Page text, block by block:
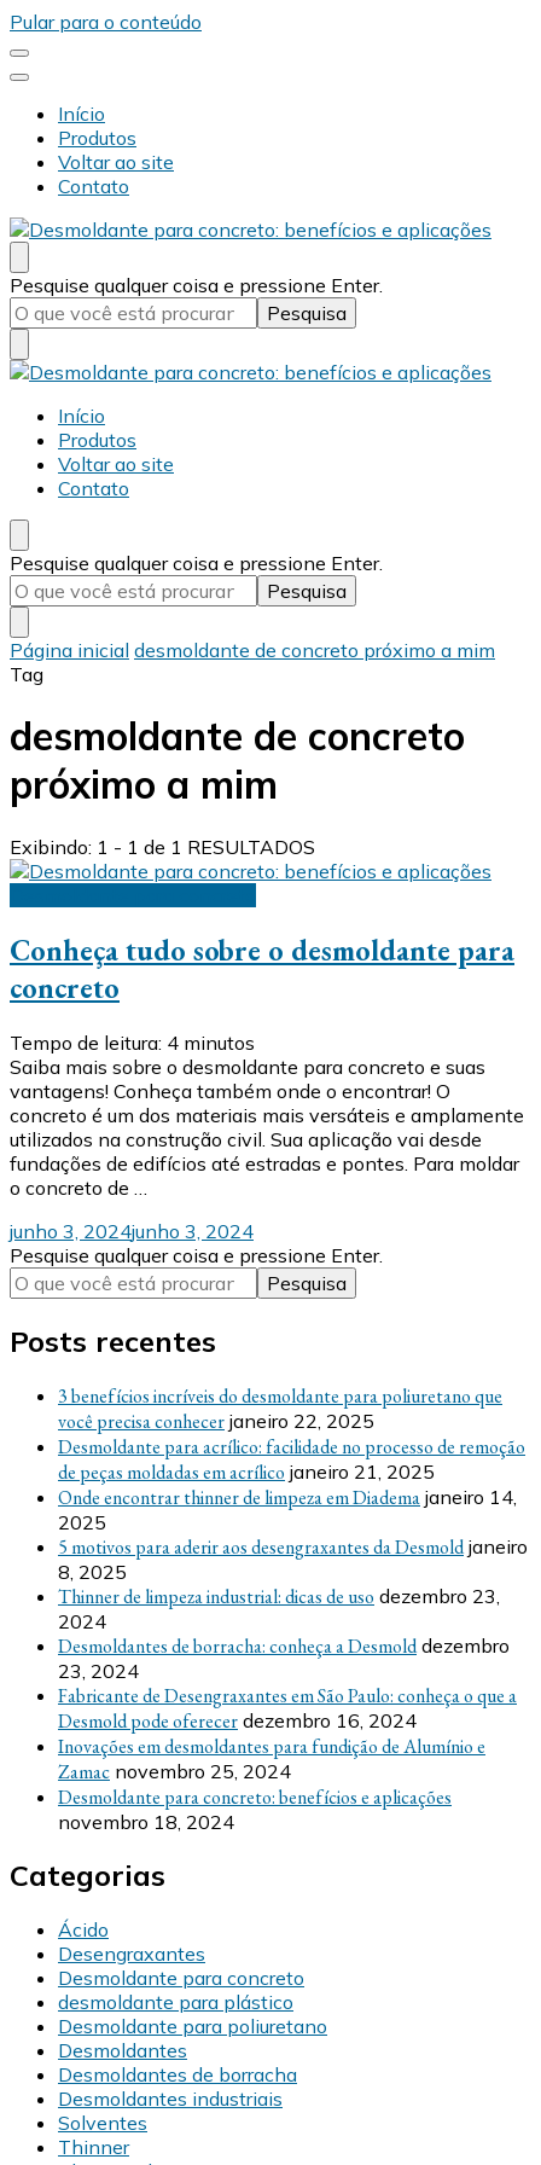
Pular para o conteúdo
Início
Produtos
Voltar ao site
Contato
Desmold
Blog Desmold
Procurando
algo?
Pesquise qualquer coisa e pressione Enter.
Desmold
Blog Desmold
Início
Produtos
Voltar ao site
Contato
Procurando
algo?
Pesquise qualquer coisa e pressione Enter.
Página inicial desmoldante de concreto próximo a mim
Tag
desmoldante de concreto
próximo a mim
Exibindo: 1 - 1 de 1 RESULTADOS
Conheça tudo sobre o desmoldante para
concreto
Tempo de leitura: 4 minutos
Saiba mais sobre o desmoldante para concreto e suas
vantagens! Conheça também onde o encontrar! O
concreto é um dos materiais mais versáteis e amplamente
utilizados na construção civil. Sua aplicação vai desde
fundações de edifícios até estradas e pontes. Para moldar
o concreto de …
junho 3, 2024junho 3, 2024
Procurando
algo?
Pesquise qualquer coisa e pressione Enter.
Posts recentes
3 benefícios incríveis do desmoldante para poliuretano que
você precisa conhecer janeiro 22, 2025
Desmoldante para acrílico: facilidade no processo de remoção
de peças moldadas em acrílico janeiro 21, 2025
Onde encontrar thinner de limpeza em Diadema janeiro 14,
2025
5 motivos para aderir aos desengraxantes da Desmold janeiro
8, 2025
Thinner de limpeza industrial: dicas de uso dezembro 23,
2024
Desmoldantes de borracha: conheça a Desmold dezembro
23, 2024
Fabricante de Desengraxantes em São Paulo: conheça o que a
Desmold pode oferecer dezembro 16, 2024
Inovações em desmoldantes para fundição de Alumínio e
Zamac novembro 25, 2024
Desmoldante para concreto: benefícios e aplicações
novembro 18, 2024
Categorias
Ácido
Desengraxantes
Desmoldante para concreto
desmoldante para plástico
Desmoldante para poliuretano
Desmoldantes
Desmoldantes de borracha
Desmoldantes industriais
Solventes
Thinner